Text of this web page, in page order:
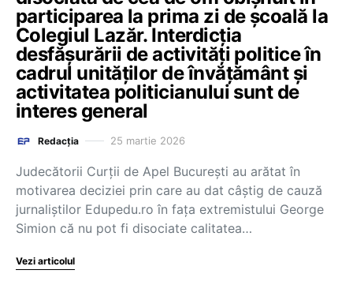
participarea la prima zi de școală la
Colegiul Lazăr. Interdicția
desfășurării de activități politice în
cadrul unităților de învățământ și
activitatea politicianului sunt de
interes general
Redacția 25 martie 2026
Judecătorii Curții de Apel București au arătat în
motivarea deciziei prin care au dat câștig de cauză
jurnaliștilor Edupedu.ro în fața extremistului George
Simion că nu pot fi disociate calitatea…
Vezi articolul